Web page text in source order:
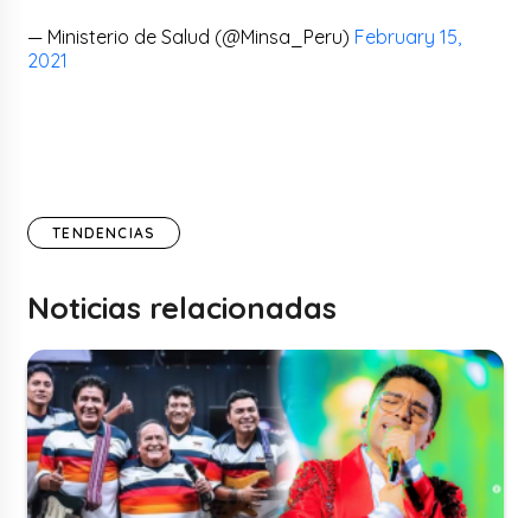
— Ministerio de Salud (@Minsa_Peru) February 15,
2021
TENDENCIAS
Noticias relacionadas